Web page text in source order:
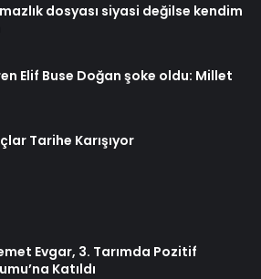
dosyası siyasi değilse kendim
Elif Buse Doğan şoke oldu: Millet
Tarihe Karışıyor
Evgar, 3. Tarımda Pozitif
Katıldı